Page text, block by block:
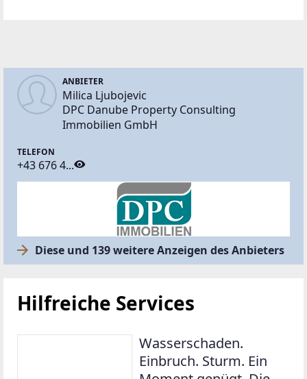
ANBIETER
Milica Ljubojevic
DPC Danube Property Consulting
Immobilien GmbH
TELEFON
+43 676 4...
Diese und 139 weitere Anzeigen des Anbieters
Hilfreiche Services
Wasserschaden.
Einbruch. Sturm. Ein